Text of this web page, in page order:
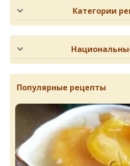
Категории
Популярные рецепты